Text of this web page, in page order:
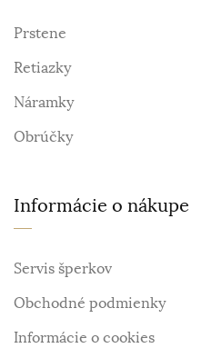
Prstene
Retiazky
Náramky
Obrúčky
Informácie o nákupe
Servis šperkov
Obchodné podmienky
Informácie o cookies